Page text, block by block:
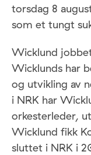
torsdag 8
som et tungt
Wicklund
Wicklunds har
og utvikling av
i NRK har
orkesterleder,
Wicklund fikk
sluttet i NRK i